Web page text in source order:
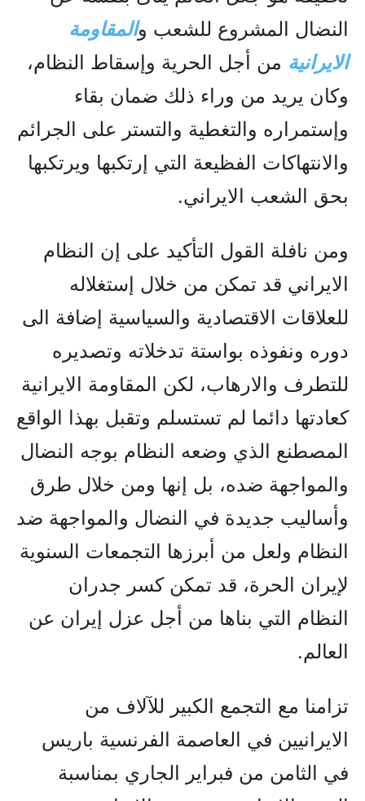
النضال المشروع للشعب والمقاومة
الايرانية من أجل الحرية وإسقاط النظام،
وکان يريد من وراء ذلك ضمان بقاء
وإستمراره والتغطية والتستر على الجرائم
والانتهاکات الفظيعة التي إرتکبها ويرتکبها
بحق الشعب الايراني.
ومن نافلة القول التأکيد على إن النظام
الايراني قد تمکن من خلال إستغلاله
للعلاقات الاقتصادية والسياسية إضافة الى
دوره ونفوذه بواستة تدخلاته وتصديره
للتطرف والارهاب، لکن المقاومة الايرانية
کعادتها دائما لم تستسلم وتقبل بهذا الواقع
المصطنع الذي وضعه النظام بوجه النضال
والمواجهة ضده، بل إنها ومن خلال طرق
وأساليب جديدة في النضال والمواجهة ضد
النظام ولعل من أبرزها التجمعات السنوية
لإيران الحرة، قد تمکن کسر جدران
النظام التي بناها من أجل عزل إيران عن
العالم.
تزامنا مع التجمع الکبير للآلاف من
الايرانيين في العاصمة الفرنسية باريس
في الثامن من فبراير الجاري بمناسبة